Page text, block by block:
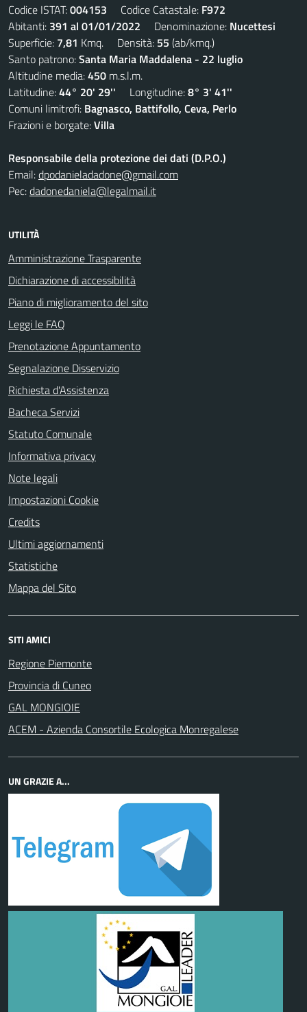
Codice ISTAT:004153 Codice Catastale: F972
Abitanti: 391 al 01/01/2022 Denominazione: Nucettesi
Superficie: 7,81 Kmq. Densità: 55 (ab/kmq.)
Santo patrono:Santa Maria Maddalena - 22 luglio
Altitudine media:450 m.s.l.m.
Latitudine:44° 20' 29'' Longitudine:8° 3' 41''
Comuni limitrofi: Bagnasco, Battifollo, Ceva, Perlo
Frazioni e borgate:Villa
Responsabile della protezione dei dati (D.P.O.)
Email:dpodanieladadone@gmail.com
Pec:dadonedaniela@legalmail.it
UTILITÀ
Amministrazione Trasparente
Dichiarazione di accessibilità
Piano di miglioramento del sito
Leggi le FAQ
Prenotazione Appuntamento
Segnalazione Disservizio
Richiesta d'Assistenza
Bacheca Servizi
Statuto Comunale
Informativa privacy
Note legali
Impostazioni Cookie
Credits
Ultimi aggiornamenti
Statistiche
Mappa del Sito
SITI AMICI
Regione Piemonte
Provincia di Cuneo
GAL MONGIOIE
ACEM - Azienda Consortile Ecologica Monregalese
UN GRAZIE A...